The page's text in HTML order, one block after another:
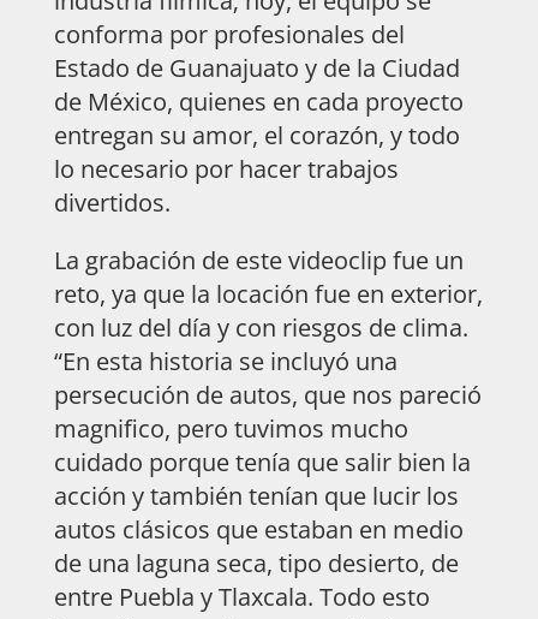
conforma por profesionales del
Estado de Guanajuato y de la Ciudad
de México, quienes en cada proyecto
entregan su amor, el corazón, y todo
lo necesario por hacer trabajos
divertidos.
La grabación de este videoclip fue un
reto, ya que la locación fue en exterior,
con luz del día y con riesgos de clima.
“En esta historia se incluyó una
persecución de autos, que nos pareció
magnifico, pero tuvimos mucho
cuidado porque tenía que salir bien la
acción y también tenían que lucir los
autos clásicos que estaban en medio
de una laguna seca, tipo desierto, de
entre Puebla y Tlaxcala. Todo esto